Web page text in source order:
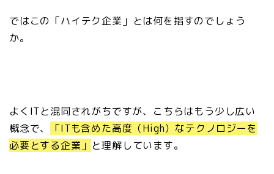
ではこの「ハイテク企業」とは何を指すのでしょう
か。
よくITと混同されがちですが、こちらはもう少し広い
概念で、
「ITも含めた高度（High）なテクノロジーを
必要とする企業」 と理解しています。